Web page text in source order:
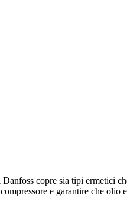
copre sia tipi ermetici
e garantire che olio